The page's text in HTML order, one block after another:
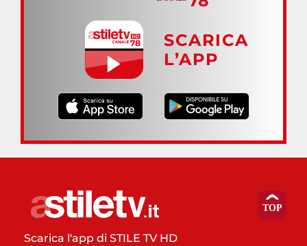
SCARICA
L’APP
Scarica l'app di STILE TV HD